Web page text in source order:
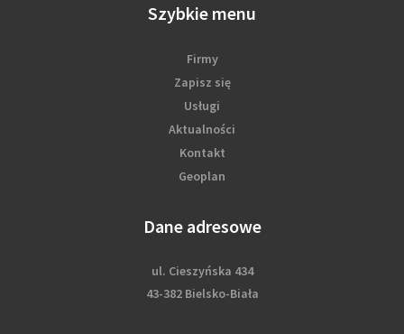
Szybkie menu
Firmy
Zapisz się
Usługi
Aktualności
Kontakt
Geoplan
Dane adresowe
ul. Cieszyńska 434
43-382 Bielsko-Biała